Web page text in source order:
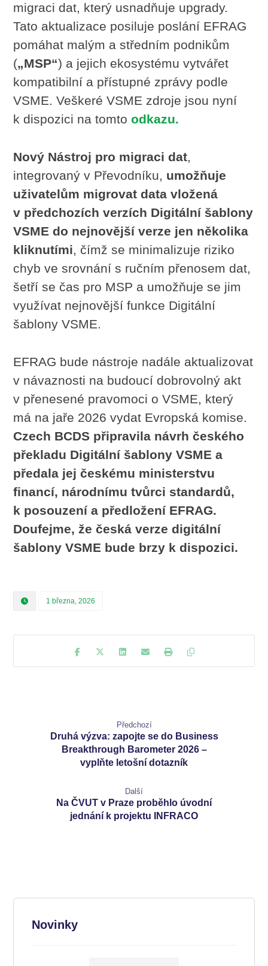
migraci dat, který usnadňuje upgrady.
Tato aktualizace posiluje poslání EFRAG
pomáhat malým a středním podnikům
(„MSP“) a jejich ekosystému vytvářet
kompatibilní a přístupné zprávy podle
VSME. Veškeré VSME zdroje jsou nyní
k dispozici na tomtoodkazu.
Nový Nástroj pro migraci dat,
integrovaný v Převodníku, umožňuje
uživatelům migrovat data vložená
v předchozích verzích Digitální šablony
VSME do nejnovější verze jen několika
kliknutími, čímž se minimalizuje riziko
chyb ve srovnání s ručním přenosem dat,
šetří se čas pro MSP a umožňuje se jim
využívat nejnovější funkce Digitální
šablony VSME.
EFRAG bude nástroje nadále aktualizovat
v návaznosti na budoucí dobrovolný akt
v přenesené pravomoci o VSME, který
má na jaře 2026 vydat Evropská komise.
Czech BCDS připravila návrh českého
překladu Digitální šablony VSME a
předala jej českému ministerstvu
financí, národnímu tvůrci standardů,
k posouzení a předložení EFRAG.
Doufejme, že česká verze digitální
šablony VSME bude brzy k dispozici.
1 března, 2026
Předchozí
Druhá výzva: zapojte se do Business
Breakthrough Barometer 2026 –
vyplňte letošní dotazník
Další
Na ČVUT v Praze proběhlo úvodní
jednání k projektu INFRACO
Novinky